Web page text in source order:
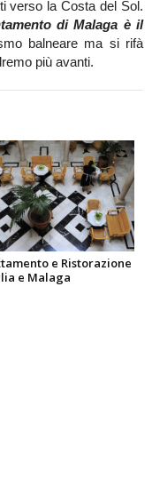
verso la Costa del Sol.
di Malaga è il
balneare ma si rifà
più avanti.
e Ristorazione
e Malaga